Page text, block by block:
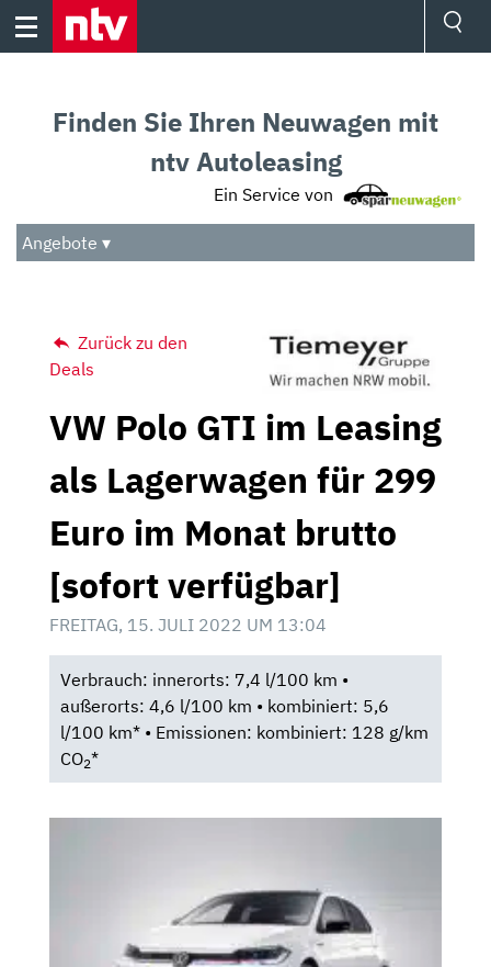
Skip
Audio
Das Beste
Finden Sie Ihren Neuwagen mit
ntv Autoleasing
Ein Service von
Angebote ▾
Zurück zu den
Deals
VW Polo GTI im Leasing
als Lagerwagen für 299
Euro im Monat brutto
[sofort verfügbar]
FREITAG, 15. JULI 2022 UM 13:04
Verbrauch: innerorts: 7,4 l/100 km •
außerorts: 4,6 l/100 km • kombiniert: 5,6
l/100 km* • Emissionen: kombiniert: 128 g/km
CO2*